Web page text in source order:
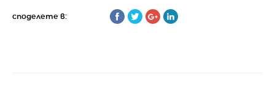
споделете в: